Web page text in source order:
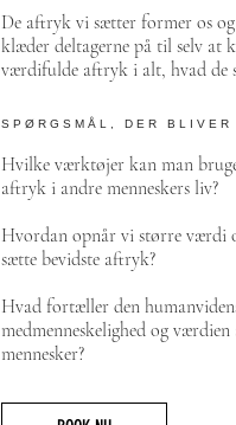
De aftryk vi sætter former os
klæder deltagerne på til selv at
værdifulde aftryk i alt, hvad de
SPØRGSMÅL, DER BLIVER
Hvilke værktøjer kan man
aftryk i andre menneskers liv?
Hvordan opnår vi større værdi
sætte bevidste aftryk?
​Hvad fortæller den
medmenneskelighed og
mennesker?